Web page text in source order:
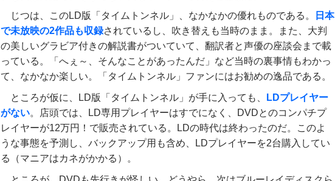
じつは、このLD版「タイムトンネル」、なかなかの優れものである。
日本
で未放映の2作品も収録されているし、吹き替えも当時のまま。また、大判
の美しいグラビア付きの解説書がついていて、翻訳者と声優の座談会まで載
っている。「へぇ～、そんなことがあったんだ」など当時の裏事情もわかっ
て、なかなか楽しい。「タイムトンネル」ファンにはお勧めの逸品である。
ところが仮に、LD版「タイムトンネル」が手に入っても、
LDプレイヤー
がない。店頭では、LD専用プレイヤーはすでになく、DVDとのコンパチプ
レイヤーが12万円！で販売されている。LDの時代は終わったのだ。このよ
うな事態を予測し、バックアップ用も含め、LDプレイヤーを2台購入してい
る（マニアはカネがかかる）。